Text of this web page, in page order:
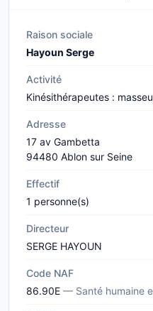
Raison sociale
Hayoun Serge
Activité
Kinésithérapeutes :
Adresse
17 av Gambetta
94480 Ablon sur Seine
Effectif
1 personne(s)
Directeur
SERGE HAYOUN
Code NAF
86.90E — Santé humaine